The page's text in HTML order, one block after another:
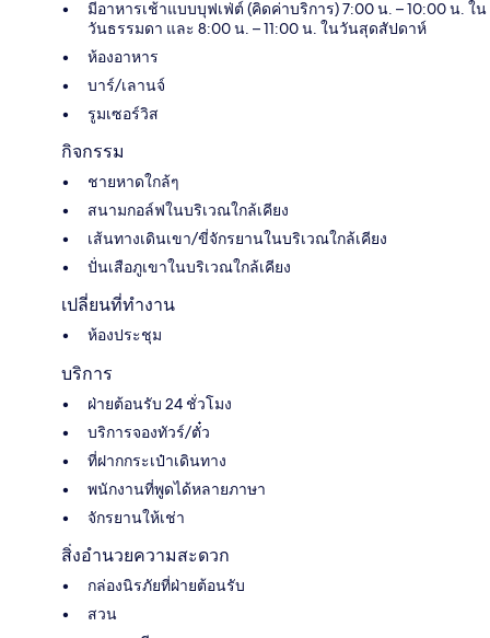
มีอาหารเช้าแบบบุฟเฟ่ต์ (คิดค่าบริการ) 7:00 น. – 10:00 น. ใน
วันธรรมดา และ 8:00 น. – 11:00 น. ในวันสุดสัปดาห์
ห้องอาหาร
บาร์/เลานจ์
รูมเซอร์วิส
กิจกรรม
ชายหาดใกล้ๆ
สนามกอล์ฟในบริเวณใกล้เคียง
เส้นทางเดินเขา/ขี่จักรยานในบริเวณใกล้เคียง
ปั่นเสือภูเขาในบริเวณใกล้เคียง
เปลี่ยนที่ทำงาน
ห้องประชุม
บริการ
ฝ่ายต้อนรับ 24 ชั่วโมง
บริการจองทัวร์/ตั๋ว
ที่ฝากกระเป๋าเดินทาง
พนักงานที่พูดได้หลายภาษา
จักรยานให้เช่า
สิ่งอำนวยความสะดวก
กล่องนิรภัยที่ฝ่ายต้อนรับ
สวน